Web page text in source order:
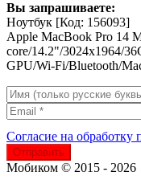
Вы запрашиваете:
Ноутбук [Код: 156093]
Apple MacBook Pro 14
core/14.2"/3024x1964/
GPU/Wi-Fi/Bluetooth/
Согласие на
Отправить
Мобиком © 2015 - 2026